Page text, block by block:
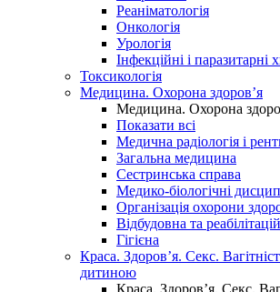
Реаніматологія
Онкологія
Урологія
Інфекційні і паразитарні
Токсикологія
Медицина. Охорона здоров’я
Медицина. Охорона
Показати всі
Медична радіологія і
Загальна медицина
Сестринська справа
Медико-біологічні
Організація охорони
Відбудовна та
Гігієна
Краса. Здоров’я. Секс.
дитиною
Краса. Здоров’я. Секс.